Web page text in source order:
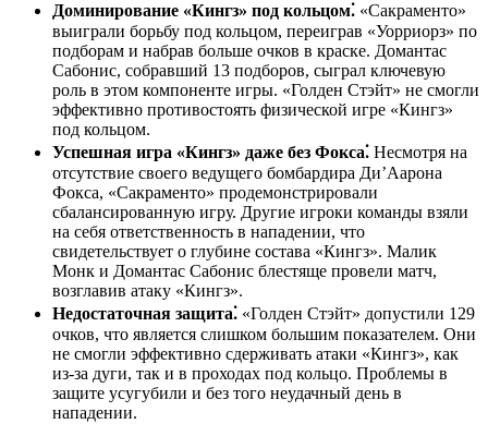
Доминирование «Кингз» под кольцом⁚ «Сакраменто»
выиграли борьбу под кольцом, переиграв «Уорриорз» по
подборам и набрав больше очков в краске. Домантас
Сабонис, собравший 13 подборов, сыграл ключевую
роль в этом компоненте игры. «Голден Стэйт» не смогли
эффективно противостоять физической игре «Кингз»
под кольцом.
Успешная игра «Кингз» даже без Фокса⁚ Несмотря на
отсутствие своего ведущего бомбардира Ди’Аарона
Фокса, «Сакраменто» продемонстрировали
сбалансированную игру. Другие игроки команды взяли
на себя ответственность в нападении, что
свидетельствует о глубине состава «Кингз». Малик
Монк и Домантас Сабонис блестяще провели матч,
возглавив атаку «Кингз».
Недостаточная защита⁚ «Голден Стэйт» допустили 129
очков, что является слишком большим показателем. Они
не смогли эффективно сдерживать атаки «Кингз», как
из-за дуги, так и в проходах под кольцо. Проблемы в
защите усугубили и без того неудачный день в
нападении.